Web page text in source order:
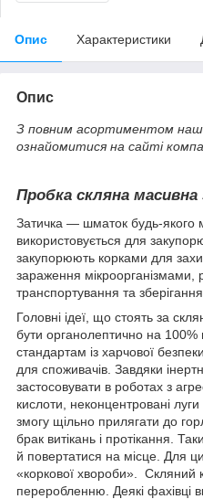
Опис Характеристики
Опис
З повним асортиментом
ознайомитися на сайті
Пробка скляна
Затичка — шматок будь-якого
використовується для
закупорюють корками для
зараження мікроорганізмами,
транспортування та зберігання.
Головні ідеї, що стоять за
бути органолептично на 100%
стандартам із харчової
для споживачів. Завдяки
застосовувати в роботах з
кислоти, неконцентровані
змогу щільно прилягати до
брак витікань і протікання.
й повертатися на місце. Для
«коркової хвороби». Скляний
переробленню. Деякі фахівці